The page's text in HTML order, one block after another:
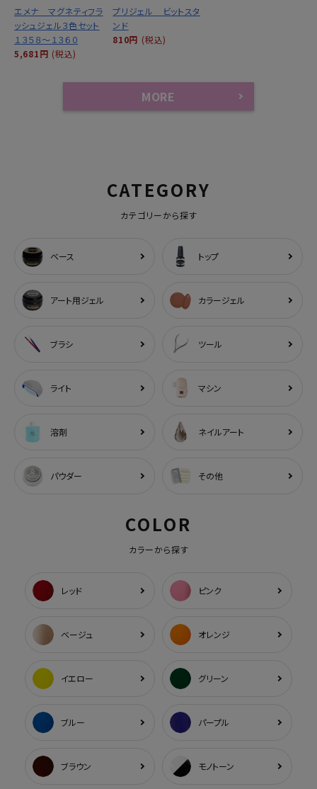
エメナ マグネティフラ
ッシュジェル３色セット
１３５８～１３６０
5,681円 (税込)
プリジェル ビットスタ
ンド
810円 (税込)
MORE
CATEGORY
カテゴリーから探す
ベース トップ
アート用ジェル カラージェル
ブラシ ツール
ライト マシン
溶剤 ネイルアート
パウダー その他
COLOR
カラーから探す
レッド ピンク
ベージュ オレンジ
イエロー グリーン
ブルー パープル
ブラウン モノトーン